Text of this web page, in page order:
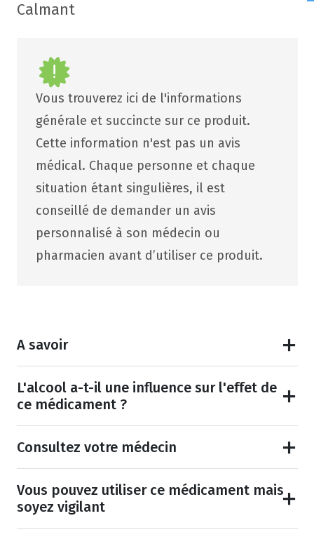
Calmant
Vous trouverez ici de l'informations
générale et succincte sur ce produit.
Cette information n'est pas un avis
médical. Chaque personne et chaque
situation étant singulières, il est
conseillé de demander un avis
personnalisé à son médecin ou
pharmacien avant d’utiliser ce produit.
A savoir
L'alcool a-t-il une influence sur l'effet de
ce médicament ?
Consultez votre médecin
Vous pouvez utiliser ce médicament mais
soyez vigilant